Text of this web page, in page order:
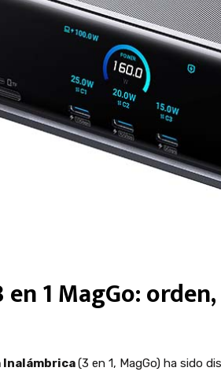
en 1 MagGo:
Inalámbrica(3 en 1, MagGo) ha sido